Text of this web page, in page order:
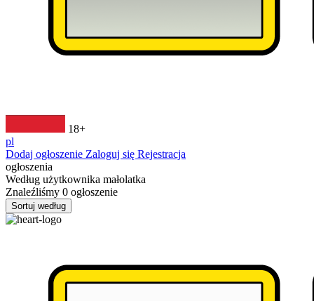
18+
pl
Dodaj ogłoszenie Zaloguj się Rejestracja
ogłoszenia
Według użytkownika małolatka
Znaleźliśmy 0 ogłoszenie
Sortuj według